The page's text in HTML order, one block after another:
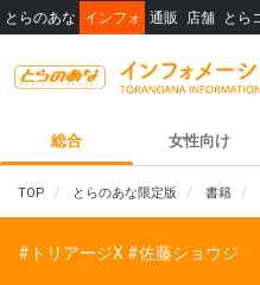
とらのあな インフォ 通販 店舗 とら
総合 女性向け
TOP とらのあな限定版 書籍
#トリアージX #佐藤ショウジ